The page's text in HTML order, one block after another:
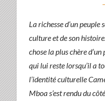
La richesse d’un peuple
culture et de son
chose la plus chère d’un
qui lui reste lorsqu’il a
l’identité culturelle
Mboa s’est rendu du